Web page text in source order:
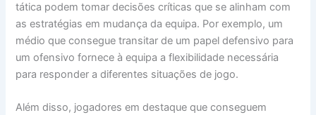
tática podem tomar decisões críticas que se alinham com
as estratégias em mudança da equipa. Por exemplo, um
médio que consegue transitar de um papel defensivo para
um ofensivo fornece à equipa a flexibilidade necessária
para responder a diferentes situações de jogo.
Além disso, jogadores em destaque que conseguem